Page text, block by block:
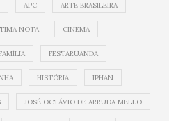
APC ARTE BRASILEIRA
NOTA CINEMA
FESTARUANDA
HISTÓRIA IPHAN
JOSÉ OCTÁVIO DE ARRUDA MELLO